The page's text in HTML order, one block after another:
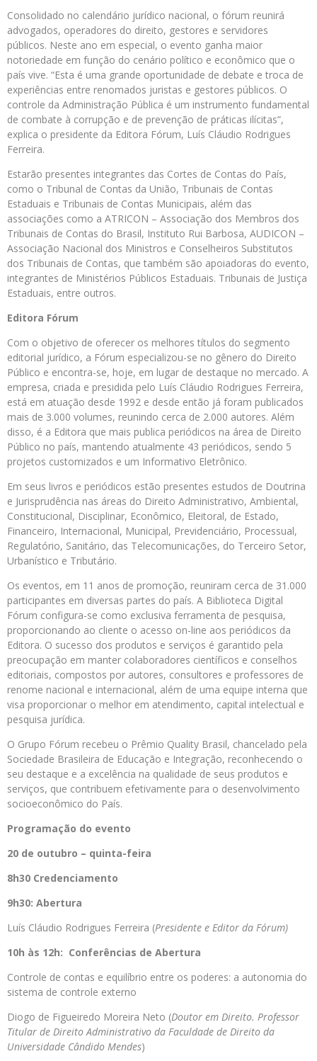
Consolidado no calendário jurídico nacional, o fórum reunirá
advogados, operadores do direito, gestores e servidores
públicos. Neste ano em especial, o evento ganha maior
notoriedade em função do cenário político e econômico que o
país vive. “Esta é uma grande oportunidade de debate e troca de
experiências entre renomados juristas e gestores públicos. O
controle da Administração Pública é um instrumento fundamental
de combate à corrupção e de prevenção de práticas ilícitas”,
explica o presidente da Editora Fórum, Luís Cláudio Rodrigues
Ferreira.
Estarão presentes integrantes das Cortes de Contas do País,
como o Tribunal de Contas da União, Tribunais de Contas
Estaduais e Tribunais de Contas Municipais, além das
associações como a ATRICON – Associação dos Membros dos
Tribunais de Contas do Brasil, Instituto Rui Barbosa, AUDICON –
Associação Nacional dos Ministros e Conselheiros Substitutos
dos Tribunais de Contas, que também são apoiadoras do evento,
integrantes de Ministérios Públicos Estaduais. Tribunais de Justiça
Estaduais, entre outros.
Editora Fórum
Com o objetivo de oferecer os melhores títulos do segmento
editorial jurídico, a Fórum especializou-se no gênero do Direito
Público e encontra-se, hoje, em lugar de destaque no mercado. A
empresa, criada e presidida pelo Luís Cláudio Rodrigues Ferreira,
está em atuação desde 1992 e desde então já foram publicados
mais de 3.000 volumes, reunindo cerca de 2.000 autores. Além
disso, é a Editora que mais publica periódicos na área de Direito
Público no país, mantendo atualmente 43 periódicos, sendo 5
projetos customizados e um Informativo Eletrônico.
Em seus livros e periódicos estão presentes estudos de Doutrina
e Jurisprudência nas áreas do Direito Administrativo, Ambiental,
Constitucional, Disciplinar, Econômico, Eleitoral, de Estado,
Financeiro, Internacional, Municipal, Previdenciário, Processual,
Regulatório, Sanitário, das Telecomunicações, do Terceiro Setor,
Urbanístico e Tributário.
Os eventos, em 11 anos de promoção, reuniram cerca de 31.000
participantes em diversas partes do país. A Biblioteca Digital
Fórum configura-se como exclusiva ferramenta de pesquisa,
proporcionando ao cliente o acesso on-line aos periódicos da
Editora. O sucesso dos produtos e serviços é garantido pela
preocupação em manter colaboradores científicos e conselhos
editoriais, compostos por autores, consultores e professores de
renome nacional e internacional, além de uma equipe interna que
visa proporcionar o melhor em atendimento, capital intelectual e
pesquisa jurídica.
O Grupo Fórum recebeu o Prêmio Quality Brasil, chancelado pela
Sociedade Brasileira de Educação e Integração, reconhecendo o
seu destaque e a excelência na qualidade de seus produtos e
serviços, que contribuem efetivamente para o desenvolvimento
socioeconômico do País.
Programação do evento
20 de outubro – quinta-feira
8h30 Credenciamento
9h30: Abertura
Luís Cláudio Rodrigues Ferreira (Presidente e Editor da Fórum)
10h às 12h: Conferências de Abertura
Controle de contas e equilíbrio entre os poderes: a autonomia do
sistema de controle externo
Diogo de Figueiredo Moreira Neto (Doutor em Direito. Professor
Titular de Direito Administrativo da Faculdade de Direito da
Universidade Cândido Mendes)